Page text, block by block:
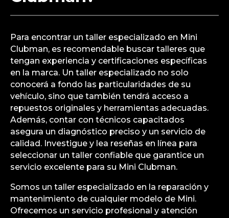
Para encontrar un taller especializado en Mini
Clubman, es recomendable buscar talleres que
tengan experiencia y certificaciones específicas
en la marca. Un taller especializado no solo
conocerá a fondo las particularidades de su
vehículo, sino que también tendrá acceso a
repuestos originales y herramientas adecuadas.
Además, contar con técnicos capacitados
asegura un diagnóstico preciso y un servicio de
calidad. Investigue y lea reseñas en línea para
seleccionar un taller confiable que garantice un
servicio excelente para su Mini Clubman.
Somos un taller especializado en la reparación y
mantenimiento de cualquier modelo de Mini.
Ofrecemos un servicio profesional y atención